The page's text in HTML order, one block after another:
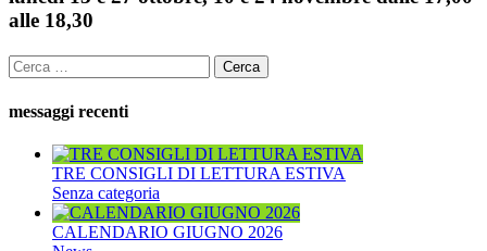
alle 18,30
Ricerca
per:
messaggi recenti
TRE CONSIGLI DI LETTURA ESTIVA
Senza categoria
CALENDARIO GIUGNO 2026